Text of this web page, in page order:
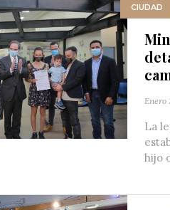
CIUDAD
Enero
La
hijo